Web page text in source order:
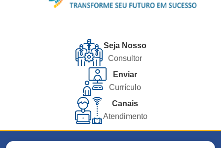
Seja Nosso
Consultor
Enviar
Currículo
Canais
Atendimento